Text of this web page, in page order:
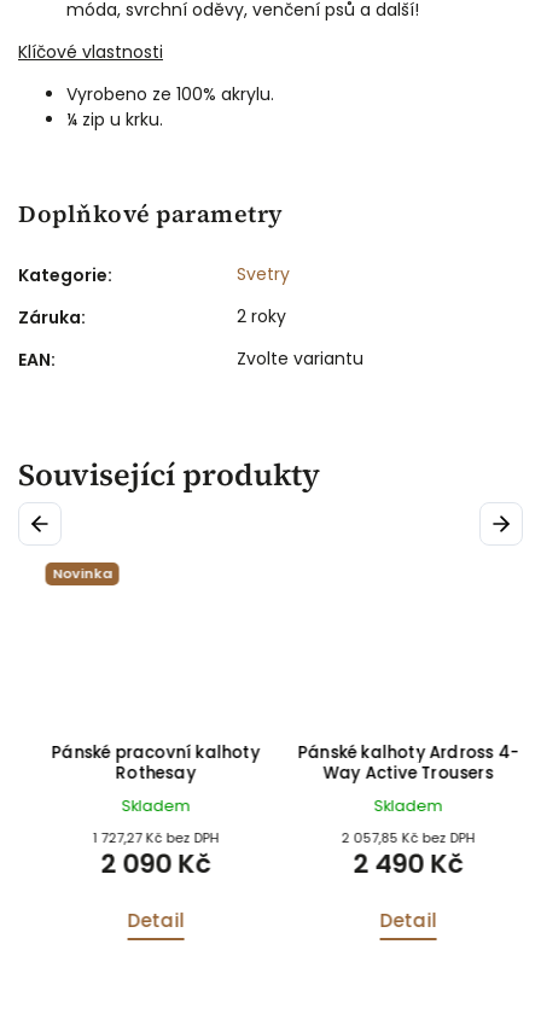
móda, svrchní oděvy, venčení psů a další!
Klíčové vlastnosti
Vyrobeno ze 100% akrylu.
¼ zip u krku.
Doplňkové parametry
Kategorie:
Svetry
Záruka:
2 roky
EAN: Zvolte variantu
Související produkty
Previous
Novinka
Pánské pracovní kalhoty
Rothesay
Skladem
1 727,27 Kč bez DPH
2 090 Kč
Detail
Pánské kalhoty Ardross 4-
Way Active Trousers
Skladem
2 057,85 Kč bez DPH
2 490 Kč
Detail
Next